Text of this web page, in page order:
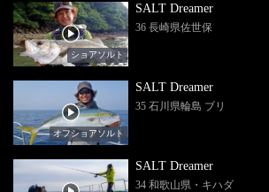
ショアソルト
SALT Dreamer
36 長崎県佐世保
オフショアソルト
SALT Dreamer
35 石川県輪島 ブリ
SALT Dreamer
34 和歌山県・キハダ